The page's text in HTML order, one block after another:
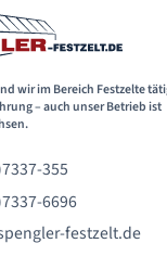
wir im Bereich Festzelte
– auch unser Betrieb ist
355
6696
festzelt.de